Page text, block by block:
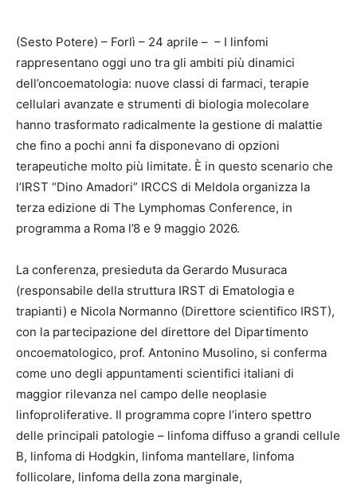
(Sesto Potere) – Forlì – 24 aprile – – I linfomi
rappresentano oggi uno tra gli ambiti più dinamici
dell’oncoematologia: nuove classi di farmaci, terapie
cellulari avanzate e strumenti di biologia molecolare
hanno trasformato radicalmente la gestione di malattie
che fino a pochi anni fa disponevano di opzioni
terapeutiche molto più limitate. È in questo scenario che
l’IRST “Dino Amadori” IRCCS di Meldola organizza la
terza edizione di The Lymphomas Conference, in
programma a Roma l’8 e 9 maggio 2026.
La conferenza, presieduta da Gerardo Musuraca
(responsabile della struttura IRST di Ematologia e
trapianti) e Nicola Normanno (Direttore scientifico IRST),
con la partecipazione del direttore del Dipartimento
oncoematologico, prof. Antonino Musolino, si conferma
come uno degli appuntamenti scientifici italiani di
maggior rilevanza nel campo delle neoplasie
linfoproliferative. Il programma copre l’intero spettro
delle principali patologie – linfoma diffuso a grandi cellule
B, linfoma di Hodgkin, linfoma mantellare, linfoma
follicolare, linfoma della zona marginale,